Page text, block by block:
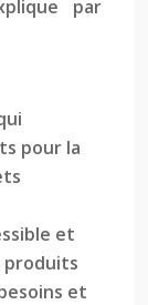
par
pour la
et
produits
et